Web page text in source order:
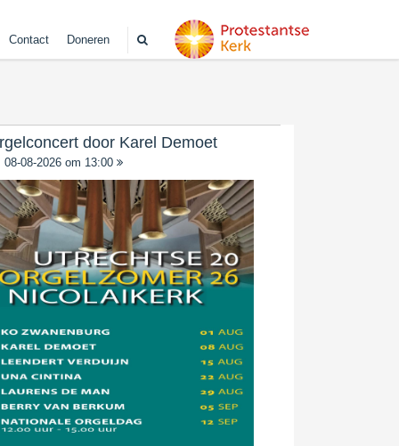
Contact Doneren
door Karel Demoet
08-08-2026 om 13:00